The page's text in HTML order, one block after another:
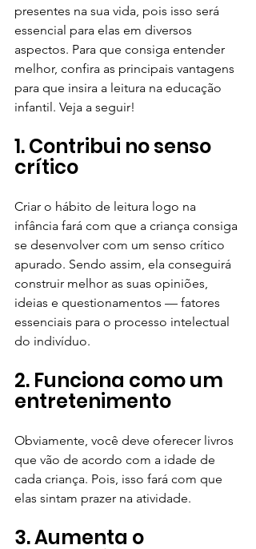
presentes na sua vida, pois isso será
essencial para elas em diversos
aspectos. Para que consiga entender
melhor, confira as principais vantagens
para que insira a leitura na educação
infantil. Veja a seguir!
1. Contribui no senso
crítico
Criar o hábito de leitura logo na
infância fará com que a criança consiga
se desenvolver com um senso crítico
apurado. Sendo assim, ela conseguirá
construir melhor as suas opiniões,
ideias e questionamentos — fatores
essenciais para o processo intelectual
do indivíduo.
2. Funciona como um
entretenimento
Obviamente, você deve oferecer livros
que vão de acordo com a idade de
cada criança. Pois, isso fará com que
elas sintam prazer na atividade.
3. Aumenta o